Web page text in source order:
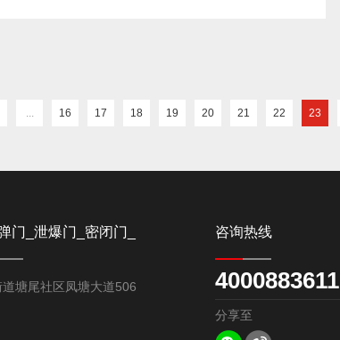
16 17 18 19 20 21 22 23
门_泄爆门_密闭门_
电安防产品有限公司
塘尾社区凤塘大道506
咨询热线
4000883611
分享至